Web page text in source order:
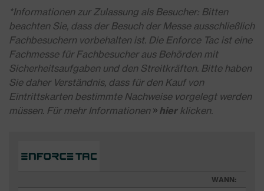
*Informationen zur Zulassung als Besucher: Bitten
beachten Sie, dass der Besuch der Messe ausschließlich
Fachbesuchern vorbehalten ist. Die Enforce Tac ist eine
Fachmesse für Fachbesucher aus Behörden mit
Sicherheitsaufgaben und den Streitkräften. Bitte haben
Sie daher Verständnis, dass für den Kauf von
Eintrittskarten bestimmte Nachweise vorgelegt werden
müssen. Für mehr Informationen
hierklicken.
WANN: